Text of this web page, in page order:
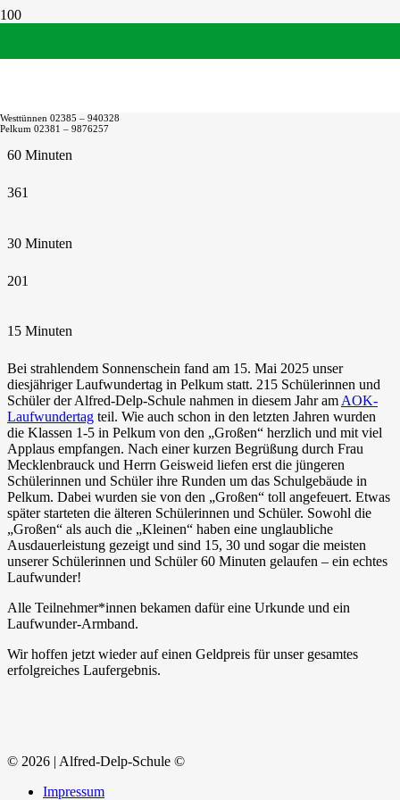
Westtünnen 02385 – 940328
Pelkum 02381 – 9876257
60 Minuten
361
30 Minuten
201
15 Minuten
Bei strahlendem Sonnenschein fand am 15. Mai 2025 unser
diesjähriger Laufwundertag in Pelkum statt. 215 Schülerinnen und
Schüler der Alfred-Delp-Schule nahmen in diesem Jahr am AOK-
Laufwundertag teil. Wie auch schon in den letzten Jahren wurden
die Klassen 1-5 in Pelkum von den „Großen“ herzlich und mit viel
Applaus empfangen. Nach einer kurzen Begrüßung durch Frau
Mecklenbrauck und Herrn Geisweid liefen erst die jüngeren
Schülerinnen und Schüler ihre Runden um das Schulgebäude in
Pelkum. Dabei wurden sie von den „Großen“ toll angefeuert. Etwas
später starteten die älteren Schülerinnen und Schüler. Sowohl die
„Großen“ als auch die „Kleinen“ haben eine unglaubliche
Ausdauerleistung gezeigt und sind 15, 30 und sogar die meisten
unserer Schülerinnen und Schüler 60 Minuten gelaufen – ein echtes
Laufwunder!
Alle Teilnehmer*innen bekamen dafür eine Urkunde und ein
Laufwunder-Armband.
Wir hoffen jetzt wieder auf einen Geldpreis für unser gesamtes
erfolgreiches Laufergebnis.
© 2026 | Alfred-Delp-Schule ©
Impressum